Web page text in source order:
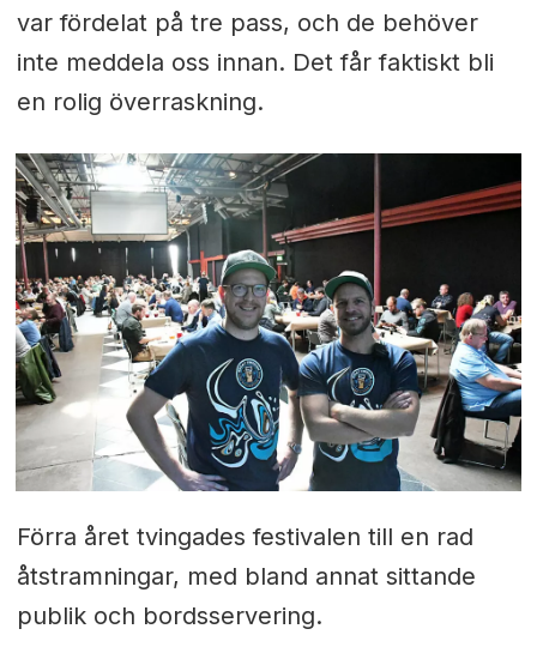
var fördelat på tre pass, och de behöver
inte meddela oss innan. Det får faktiskt bli
en rolig överraskning.
Förra året tvingades festivalen till en rad
åtstramningar, med bland annat sittande
publik och bordsservering.